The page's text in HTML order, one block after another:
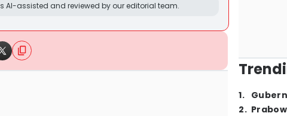
AI-assisted and reviewed by our editorial team.
1.
2.